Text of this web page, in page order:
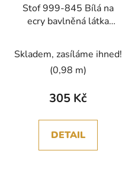
Stof 999-845 Bílá na
ecry bavlněná látka
Skladem, zasíláme ihned!
(0,98 m)
305 Kč
DETAIL